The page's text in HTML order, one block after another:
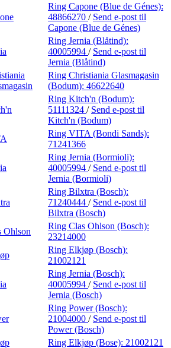
Ring Capone (Blue de Génes):
48866270 / Send e-post til
Capone (Blue de Génes)
Ring Jernia (Blåtind):
40005994 / Send e-post til
Jernia (Blåtind)
Ring Christiania Glasmagasin
(Bodum): 46622640
Ring Kitch'n (Bodum):
51111324 / Send e-post til
Kitch'n (Bodum)
Ring VITA (Bondi Sands):
71241366
Ring Jernia (Bormioli):
40005994 / Send e-post til
Jernia (Bormioli)
Ring Bilxtra (Bosch):
71240444 / Send e-post til
Bilxtra (Bosch)
Ohlson
Ring Clas Ohlson (Bosch):
23214000
Ring Elkjøp (Bosch):
21002121
Ring Jernia (Bosch):
40005994 / Send e-post til
Jernia (Bosch)
Ring Power (Bosch):
21004000 / Send e-post til
Power (Bosch)
Ring Elkjøp (Bose): 21002121